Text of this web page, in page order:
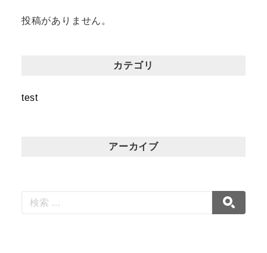
投稿がありません。
カテゴリ
test
アーカイブ